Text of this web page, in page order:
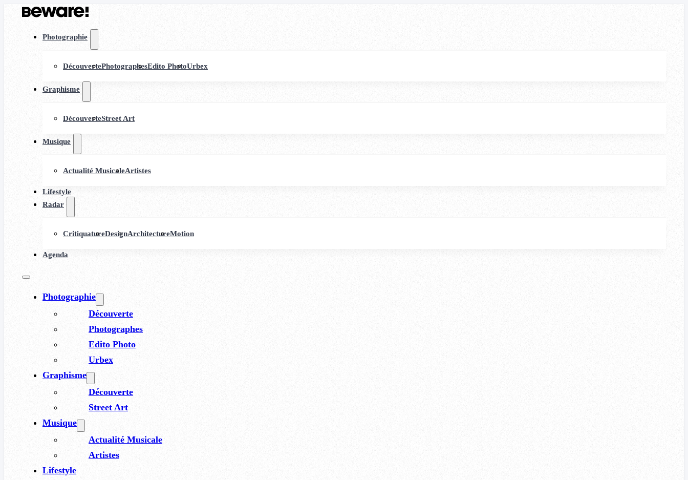
Photographie
DécouvertePhotographesEdito PhotoUrbex
Graphisme
DécouverteStreet Art
Musique
Actualité MusicaleArtistes
Lifestyle
Radar
CritiquatureDesignArchitectureMotion
Agenda
Photographie
Découverte
Photographes
Edito Photo
Urbex
Graphisme
Découverte
Street Art
Musique
Actualité Musicale
Artistes
Lifestyle